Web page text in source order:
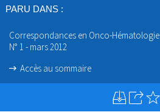
PARU DANS :
Correspondances en Onco-Hématologie
N° 1 - mars 2012
Accès au sommaire